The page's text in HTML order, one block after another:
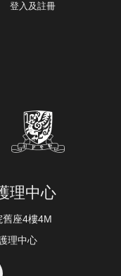
登入及註冊
理中心
座4樓4M
理中心